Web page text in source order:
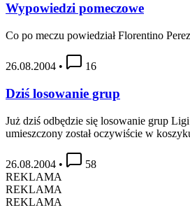
Wypowiedzi pomeczowe
Co po meczu powiedział Florentino
26.08.2004 • 16
Dziś losowanie grup
Już dziś odbędzie się losowanie grup
umieszczony został oczywiście w
26.08.2004 •
58
REKLAMA
REKLAMA
REKLAMA